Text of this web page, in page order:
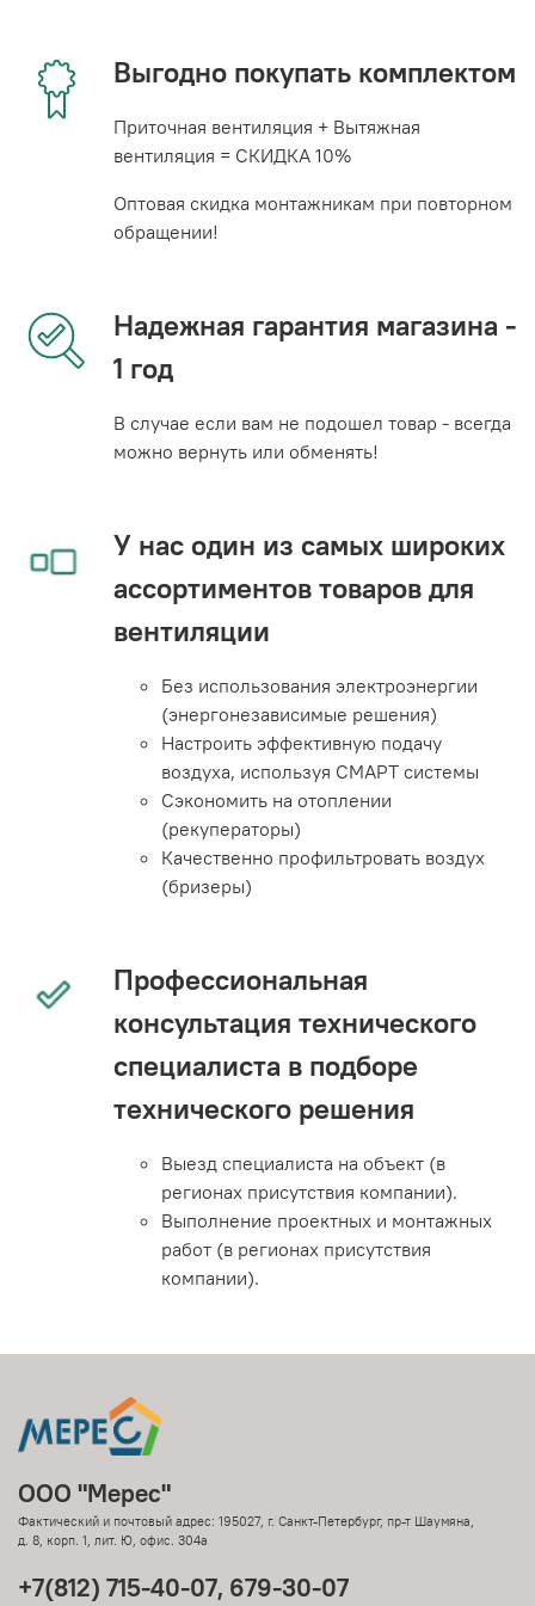
Выгодно покупать комплектом
Приточная вентиляция + Вытяжная
вентиляция = СКИДКА 10%
Оптовая скидка монтажникам при повторном
обращении!
Надежная гарантия магазина -
1 год
В случае если вам не подошел товар - всегда
можно вернуть или обменять!
У нас один из самых широких
ассортиментов товаров для
вентиляции
Без использования электроэнергии
(энергонезависимые решения)
Настроить эффективную подачу
воздуха, используя СМАРТ системы
Сэкономить на отоплении
(рекуператоры)
Качественно профильтровать воздух
(бризеры)
Профессиональная
консультация технического
специалиста в подборе
технического решения
Выезд специалиста на объект (в
регионах присутствия компании).
Выполнение проектных и монтажных
работ (в регионах присутствия
компании).
ООО "Мерес"
Фактический и почтовый адрес: 195027, г. Санкт-Петербург, пр-т Шаумяна,
д. 8, корп. 1, лит. Ю, офис. 304а
+7(812) 715-40-07, 679-30-07